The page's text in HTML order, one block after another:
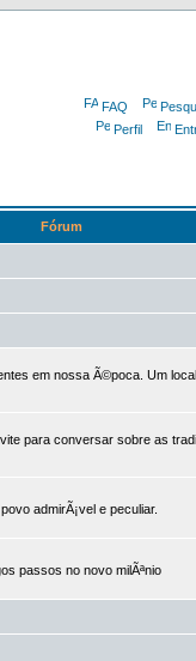
FAQ
Perfil
Fórum
em nossa Ã©poca. Um
para conversar sobre as
admirÃ¡vel e peculiar.
passos no novo milÃªnio